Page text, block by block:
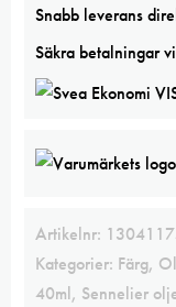
Snabb leverans
Säkra betalningar
Artikelnr:
Kategorier: Färg,
40ml, Sennelier